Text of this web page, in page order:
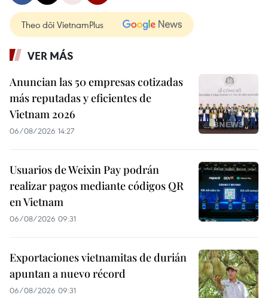
Theo dõi VietnamPlus
VER MÁS
Anuncian las 50 empresas cotizadas
más reputadas y eficientes de
Vietnam 2026
06/08/2026 14:27
Usuarios de Weixin Pay podrán
realizar pagos mediante códigos QR
en Vietnam
06/08/2026 09:31
Exportaciones vietnamitas de durián
apuntan a nuevo récord
06/08/2026 09:31